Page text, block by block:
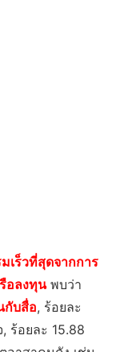
เร็วที่สุดจากการ
อลงทุนพบว่า
กับสื่อ, ร้อยละ
ร้อยละ 15.88